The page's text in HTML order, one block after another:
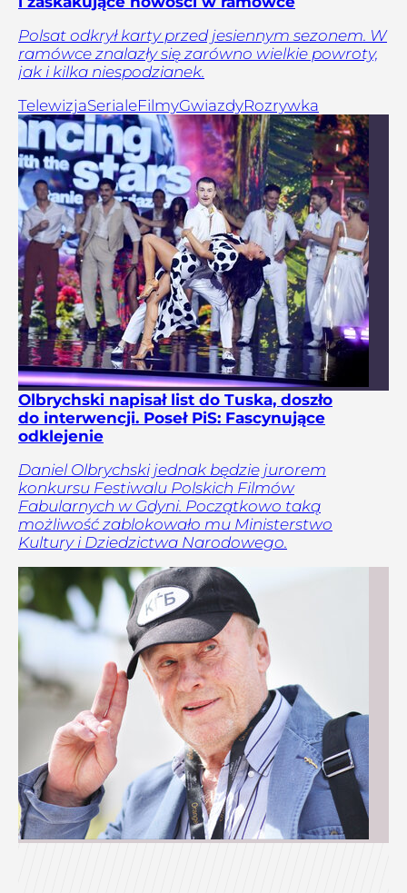
Polsat odkrył karty przed jesiennym sezonem. W
ramówce znalazły się zarówno wielkie powroty,
jak i kilka niespodzianek.
TelewizjaSerialeFilmyGwiazdyRozrywka
Olbrychski napisał list do Tuska, doszło
do interwencji. Poseł PiS: Fascynujące
odklejenie
Daniel Olbrychski jednak będzie jurorem
konkursu Festiwalu Polskich Filmów
Fabularnych w Gdyni. Początkowo taką
możliwość zablokowało mu Ministerstwo
Kultury i Dziedzictwa Narodowego.